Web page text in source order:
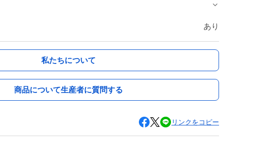
あり
私たちについて
商品について生産者に質問する
リンクをコピー